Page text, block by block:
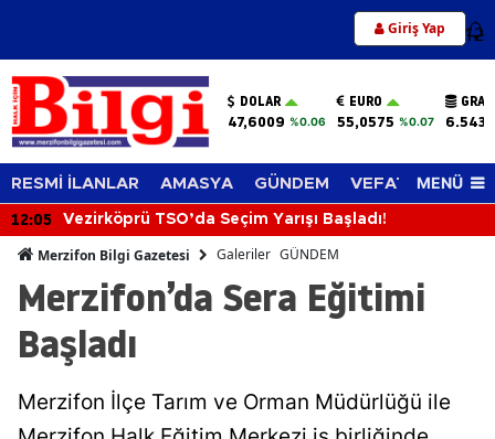
Giriş Yap 12
DOLAR
47,6009 %0.06
EURO
55,0575 %0.07
RESMİ İLANLAR AMASYA GÜNDEM VEFAT EDENLER
MENÜ
12:05 Vezirköprü TSO’da Seçim Yarışı Başladı!
Merzifon Bilgi Gazetesi Galeriler GÜNDEM
Merzifon’da Sera Eğitimi
Başladı
Merzifon İlçe Tarım ve Orman Müdürlüğü ile